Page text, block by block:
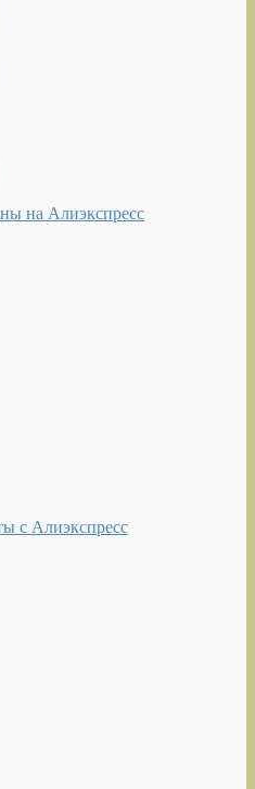
на Алиэкспресс
с Алиэкспресс